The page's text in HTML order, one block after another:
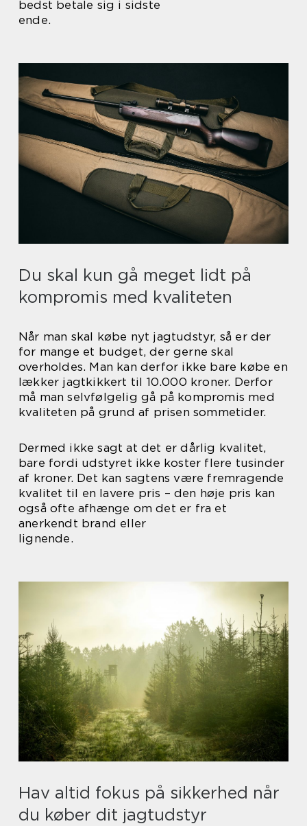
bedst betale sig i sidste
ende.
Du skal kun gå meget lidt på
kompromis med kvaliteten
Når man skal købe nyt jagtudstyr, så er der
for mange et budget, der gerne skal
overholdes. Man kan derfor ikke bare købe en
lækker jagtkikkert til 10.000 kroner. Derfor
må man selvfølgelig gå på kompromis med
kvaliteten på grund af prisen sommetider.
Dermed ikke sagt at det er dårlig kvalitet,
bare fordi udstyret ikke koster flere tusinder
af kroner. Det kan sagtens være fremragende
kvalitet til en lavere pris – den høje pris kan
også ofte afhænge om det er fra et
anerkendt brand eller
lignende.
Hav altid fokus på sikkerhed når
du køber dit jagtudstyr